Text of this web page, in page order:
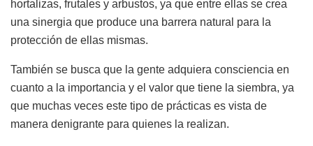
hortalizas, frutales y arbustos, ya que entre ellas se crea
una sinergia que produce una barrera natural para la
protección de ellas mismas.
También se busca que la gente adquiera consciencia en
cuanto a la importancia y el valor que tiene la siembra, ya
que muchas veces este tipo de prácticas es vista de
manera denigrante para quienes la realizan.